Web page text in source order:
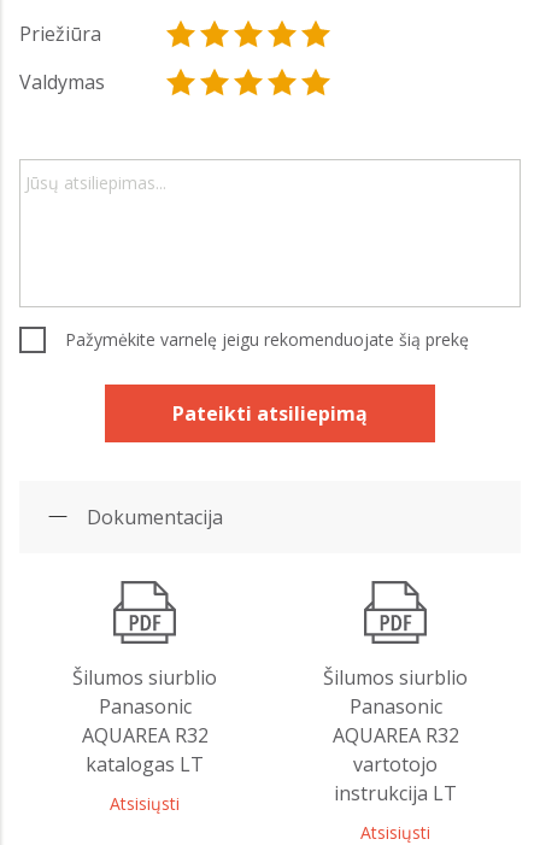
Priežiūra
Valdymas
Pažymėkite varnelę jeigu rekomenduojate šią prekę
Pateikti atsiliepimą
Dokumentacija
Šilumos siurblio
Panasonic
AQUAREA R32
katalogas LT
Atsisiųsti
Šilumos siurblio
Panasonic
AQUAREA R32
vartotojo
instrukcija LT
Atsisiųsti